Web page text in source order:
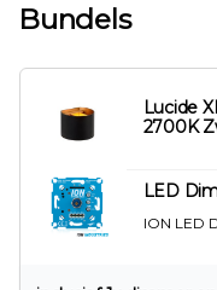
Bundels
Lucide
2700K
LED
ION LED